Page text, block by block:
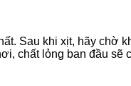
Sau khi xịt, hãy chờ
chất lỏng ban đầu sẽ